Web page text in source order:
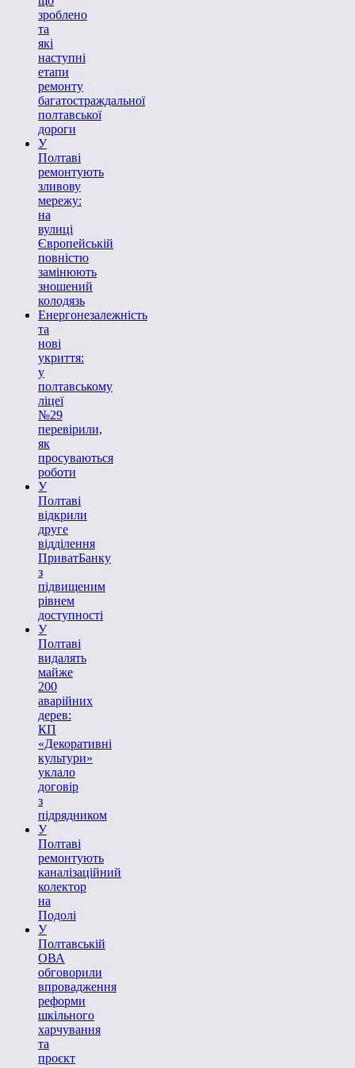
зроблено
та
які
наступні
етапи
ремонту
багатостраждальної
полтавської
дороги
У
Полтаві
ремонтують
зливову
мережу:
на
вулиці
Європейській
повністю
замінюють
зношений
колодязь
Енергонезалежність
та
нові
укриття:
у
полтавському
ліцеї
№29
перевірили,
як
просуваються
роботи
У
Полтаві
відкрили
друге
відділення
ПриватБанку
з
підвищеним
рівнем
доступності
У
Полтаві
видалять
майже
200
аварійних
дерев:
КП
«Декоративні
культури»
уклало
договір
з
підрядником
У
Полтаві
ремонтують
каналізаційний
колектор
на
Подолі
У
Полтавській
ОВА
обговорили
впровадження
реформи
шкільного
харчування
та
проєкт